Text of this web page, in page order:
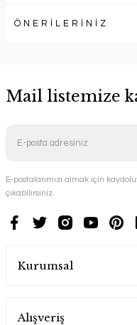
ÖNERİLERİNİZ
Mail listemize
E-postalarımızı almak için
çıkabilirsiniz.
Kurumsal
Alışveriş